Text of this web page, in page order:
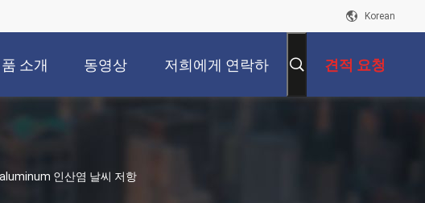
Korean
소개 동영상 저희에게 연락하 견적 요청
인산염 날씨 저항